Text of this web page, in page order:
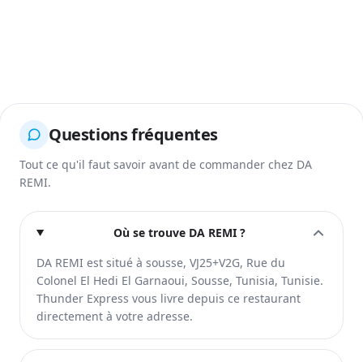
Questions fréquentes
Tout ce qu'il faut savoir avant de commander chez DA
REMI.
Où se trouve DA REMI ?
DA REMI est situé à sousse, VJ25+V2G, Rue du
Colonel El Hedi El Garnaoui, Sousse, Tunisia, Tunisie.
Thunder Express vous livre depuis ce restaurant
directement à votre adresse.